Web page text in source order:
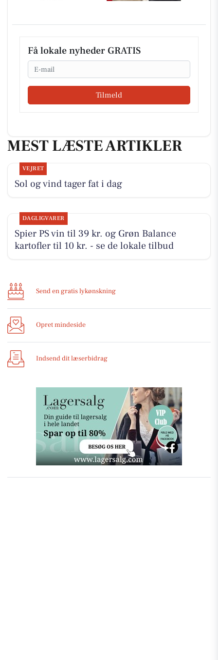
Få lokale nyheder GRATIS
Email
Tilmeld
MEST LÆSTE ARTIKLER
VEJRET
Sol og vind tager fat i dag
DAGLIGVARER
Spier PS vin til 39 kr. og Grøn Balance
kartofler til 10 kr. - se de lokale tilbud
Send en gratis lykønskning
Opret mindeside
Indsend dit læserbidrag